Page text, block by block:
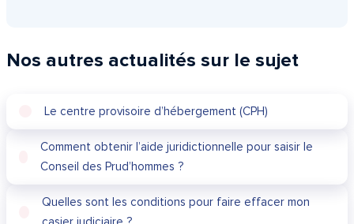
Nos autres actualités sur le sujet
Le centre provisoire d’hébergement (CPH)
Comment obtenir l’aide juridictionnelle pour saisir le
Conseil des Prud’hommes ?
Quelles sont les conditions pour faire effacer mon